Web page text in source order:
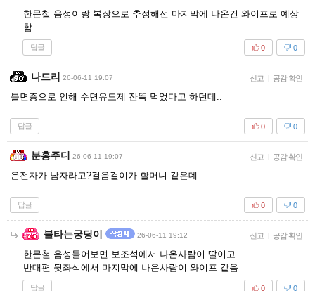
한문철 음성이랑 복장으로 추정해선 마지막에 나온건 와이프로 예상
함
답글 0
0
나드리 26-06-11 19:07 신고 | 공감 확인
불면증으로 인해 수면유도제 잔뜩 먹었다고 하던데..
답글 0
0
분홍주디 26-06-11 19:07 신고 | 공감 확인
운전자가 남자라고?걸음걸이가 할머니 같은데
답글 0
0
불타는궁딩이 26-06-11 19:12 신고 | 공감 확인
한문철 음성들어보면 보조석에서 나온사람이 딸이고
반대편 뒷좌석에서 마지막에 나온사람이 와이프 같음
답글 0
0